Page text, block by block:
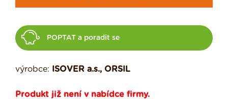
POPTAT a poradit se
výrobce: ISOVER a.s., ORSIL
Produkt již není v nabídce firmy.